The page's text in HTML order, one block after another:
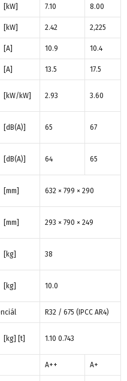
[kW] 7.10 8.00
[kW] 2.42 2,225
[A] 10.9 10.4
[A] 13.5 17.5
[kW/kW] 2.93 3.60
[dB(A)] 65 67
[dB(A)] 64 65
[mm] 632 × 799 × 290
[mm] 293 × 790 × 249
[kg] 38
[kg] 10.0
R32 / 675 (IPCC AR4)
[kg] [t] 1.10 0.743
A++ A+